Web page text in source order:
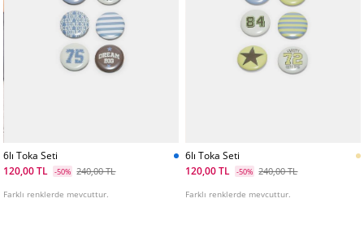
6lı Toka Seti
120,00 TL
-50% 240,00 TL
Farklı renklerde mevcuttur.
6lı Toka Seti
120,00 TL
-50% 240,00 TL
Farklı renklerde mevcuttur.